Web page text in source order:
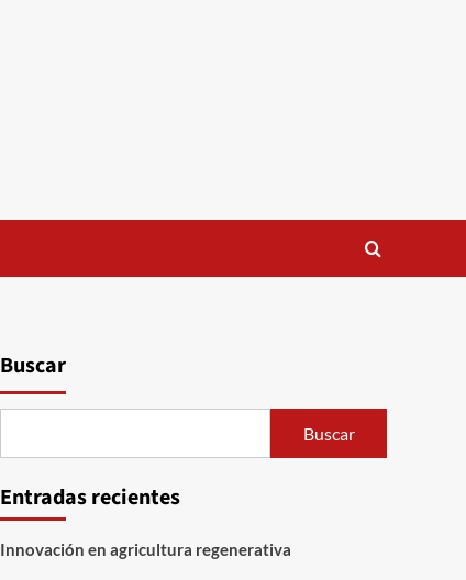
Buscar
Buscar
Entradas recientes
Innovación en agricultura regenerativa